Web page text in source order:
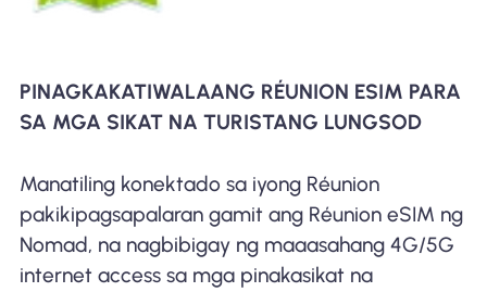
PINAGKAKATIWALAANG RÉUNION ESIM PARA
SA MGA SIKAT NA TURISTANG LUNGSOD
Manatiling konektado sa iyong Réunion
pakikipagsapalaran gamit ang Réunion eSIM ng
Nomad, na nagbibigay ng maaasahang 4G/5G
internet access sa mga pinakasikat na